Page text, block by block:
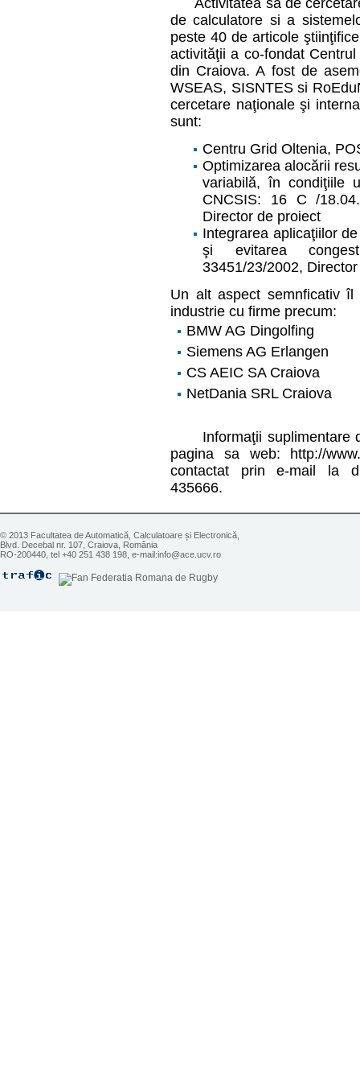
Activitatea sa de
de calculatore si a
peste 40 de articole
activităţii a co-fondat
din Craiova. A fost de
WSEAS, SISNTES si
cercetare naţionale şi
sunt:
Centru Grid Oltenia,
Optimizarea alocării
variabilă, în condiţiile
CNCSIS: 16 C /
Director de proiect
Integrarea aplicaţiilor
şi evitarea
33451/23/2002,
Un alt aspect semnficativ
industrie cu firme precum:
BMW AG Dingolfing
Siemens AG Erlangen
CS AEIC SA Craiova
NetDania SRL Craiova
Informaţii suplimentare
pagina sa web: http://
contactat prin e-mail la
435666.
© 2013 Facultatea de Automatică, Calculatoare și Electronică,
Blvd. Decebal nr. 107, Craiova, România
RO-200440, tel +40 251 438 198, e-mail:info@ace.ucv.ro